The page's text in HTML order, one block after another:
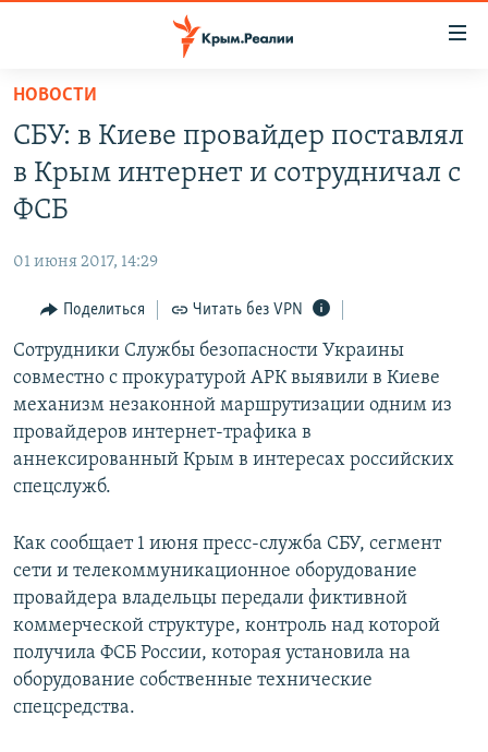
Вернуться
основному
содержанию
Вернутся
главной
Вернутся
поиску
ГРУЗ 200
11 ЛЕТ ОККУПАЦИИ КРЫМА. 11 ИСТОРИЙ СОПРОТИВЛЕНИЯ
ВОДА
ЕЩЕ
ИНТЕРАКТИВ
ИНФОГРАФИКА
ТЕЛЕПРОЕКТ КРЫМ.РЕАЛИИ
СОВЕТЫ ПРАВОЗАЩИТНИКОВ
ПРОПАВШИЕ БЕЗ ВЕСТИ
КРЫМ.НЕПОКОРЕННЫЙ
ELIFBE
УКРАИНСКАЯ ПРОБЛЕМА КРЫМА
РАДІО СВОБОДА
КАК ОБОЙТИ БЛОКИРОВКУ
Українською
Qırımtatar
Все сайты RFE/RL
НОВОСТИ
СБУ: в Киеве провайдер поставлял
в Крым интернет и сотрудничал с
ФСБ
01 июня 2017, 14:29
Поделиться Читать без VPN
Сотрудники Службы безопасности Украины
совместно с прокуратурой АРК выявили в Киеве
механизм незаконной маршрутизации одним из
провайдеров интернет-трафика в
аннексированный Крым в интересах российских
спецслужб.
Как сообщает 1 июня пресс-служба СБУ, сегмент
сети и телекоммуникационное оборудование
провайдера владельцы передали фиктивной
коммерческой структуре, контроль над которой
получила ФСБ России, которая установила на
оборудование собственные технические
спецсредства.